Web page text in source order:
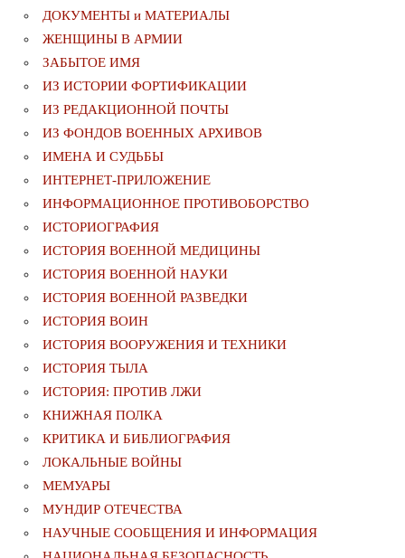
ДОКУМЕНТЫ и МАТЕРИАЛЫ
ЖЕНЩИНЫ В АРМИИ
ЗАБЫТОЕ ИМЯ
ИЗ ИСТОРИИ ФОРТИФИКАЦИИ
ИЗ РЕДАКЦИОННОЙ ПОЧТЫ
ИЗ ФОНДОВ ВОЕННЫХ АРХИВОВ
ИМЕНА И СУДЬБЫ
ИНТЕРНЕТ-ПРИЛОЖЕНИЕ
ИНФОРМАЦИОННОЕ ПРОТИВОБОРСТВО
ИСТОРИОГРАФИЯ
ИСТОРИЯ ВОЕННОЙ МЕДИЦИНЫ
ИСТОРИЯ ВОЕННОЙ НАУКИ
ИСТОРИЯ ВОЕННОЙ РАЗВЕДКИ
ИСТОРИЯ ВОИН
ИСТОРИЯ ВООРУЖЕНИЯ И ТЕХНИКИ
ИСТОРИЯ ТЫЛА
ИСТОРИЯ: ПРОТИВ ЛЖИ
КНИЖНАЯ ПОЛКА
КРИТИКА И БИБЛИОГРАФИЯ
ЛОКАЛЬНЫЕ ВОЙНЫ
МЕМУАРЫ
МУНДИР ОТЕЧЕСТВА
НАУЧНЫЕ СООБЩЕНИЯ И ИНФОРМАЦИЯ